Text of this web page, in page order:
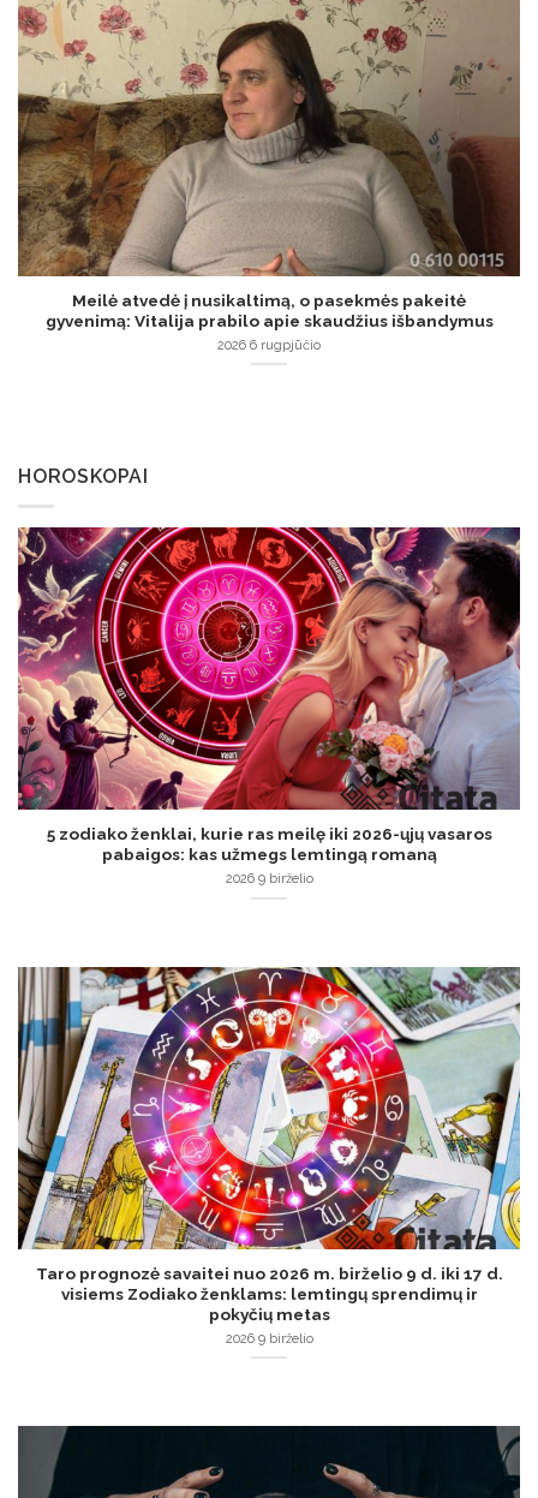
Meilė atvedė į nusikaltimą, o pasekmės pakeitė
gyvenimą: Vitalija prabilo apie skaudžius išbandymus
2026 6 rugpjūčio
HOROSKOPAI
5 zodiako ženklai, kurie ras meilę iki 2026-ųjų vasaros
pabaigos: kas užmegs lemtingą romaną
2026 9 birželio
Taro prognozė savaitei nuo 2026 m. birželio 9 d. iki 17 d.
visiems Zodiako ženklams: lemtingų sprendimų ir
pokyčių metas
2026 9 birželio